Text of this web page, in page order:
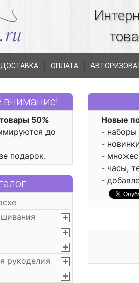
ДОСТАВКА ОПЛАТА
внимание!
50%
до
подарок.
рукоделия
Новые
-
-
-
- часы,
-